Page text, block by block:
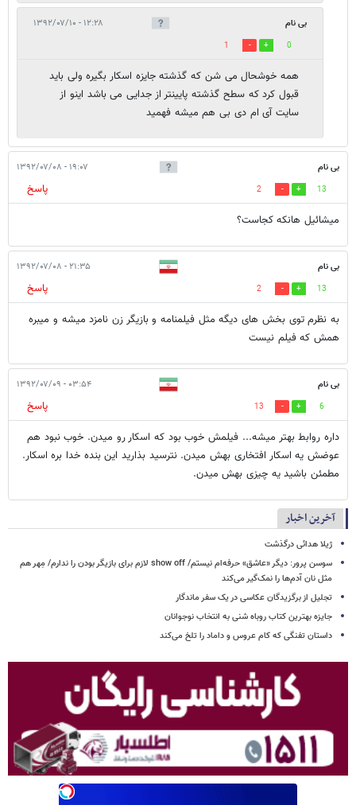
بی نام ۱۲:۲۸ - ۱۳۹۲/۰۷/۱۰
0
1
همه خوشحال می شن که گذشته جایزه اسکار بگیره ولی باید
قبول کرد که سطح گذشته پایینتر از جدایی می باشد اینو از
سایت آی ام دی بی هم میشه فهمید
بی نام ۱۹:۰۷ - ۱۳۹۲/۰۷/۰۸
13
2
پاسخ
میشائیل هانکه کجاست؟
بی نام ۲۱:۳۵ - ۱۳۹۲/۰۷/۰۸
13
2
پاسخ
به نظرم توی بخش های دیگه مثل فیلمنامه و بازیگر زن نامزد میشه و میبره
همش که فیلم نیست
بی نام ۰۳:۵۴ - ۱۳۹۲/۰۷/۰۹
6
13
پاسخ
داره روابط بهتر میشه... فیلمش خوب بود که اسکار رو میدن. خوب نبود هم
عوضش یه اسکار افتخاری بهش میدن. نترسید بذارید این بنده خدا بره اسکار.
مطمئن باشید یه چیزی بهش میدن.
آخرین اخبار
ژیلا هدائی درگذشت
سوسن پرور: دیگر «عاشق» حرفه‌ام نیستم/ show off لازم برای بازیگر بودن را ندارم/ مِهر هم
مثل نان آدم‌ها را نمک‌گیر می‌کند
تجلیل از برگزیدگان عکاسی در یک سفر ماندگار
جایزه بهترین کتاب روباه شنی به انتخاب نوجوانان
داستان تفنگی که کام عروس و داماد را تلخ می‌کند